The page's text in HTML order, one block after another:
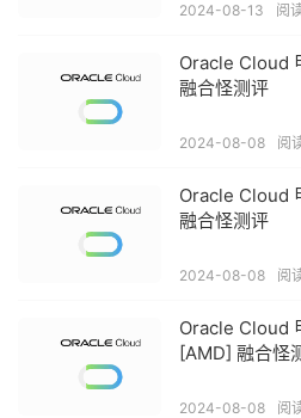
2024-08-13 阅
Oracle Cloud
融合怪测评
2024-08-08 阅
Oracle Cloud
融合怪测评
2024-08-08 阅
Oracle Cloud
[AMD] 融合怪
2024-08-08 阅